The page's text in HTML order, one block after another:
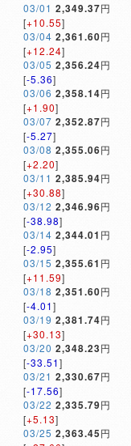
03/01 2,349.37円
[+10.55]
03/04 2,361.60円
[+12.24]
03/05 2,356.24円
[-5.36]
03/06 2,358.14円
[+1.90]
03/07 2,352.87円
[-5.27]
03/08 2,355.06円
[+2.20]
03/11 2,385.94円
[+30.88]
03/12 2,346.96円
[-38.98]
03/14 2,344.01 円
[-2.95]
03/15 2,355.61 円
[+11.59]
03/18 2,351.60円
[-4.01]
03/19 2,381.74円
[+30.13]
03/20 2,348.23円
[-33.51]
03/21 2,330.67円
[-17.56]
03/22 2,335.79円
[+5.13]
03/25 2,363.45円